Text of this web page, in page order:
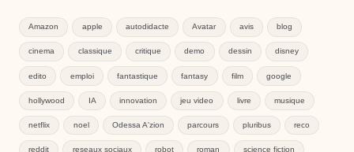
Amazon apple autodidacte Avatar avis blog
cinema classique critique demo dessin disney
edito emploi fantastique fantasy film google
hollywood IA innovation jeu video livre musique
netflix noel Odessa A'zion parcours pluribus reco
reddit reseaux sociaux robot roman science fiction